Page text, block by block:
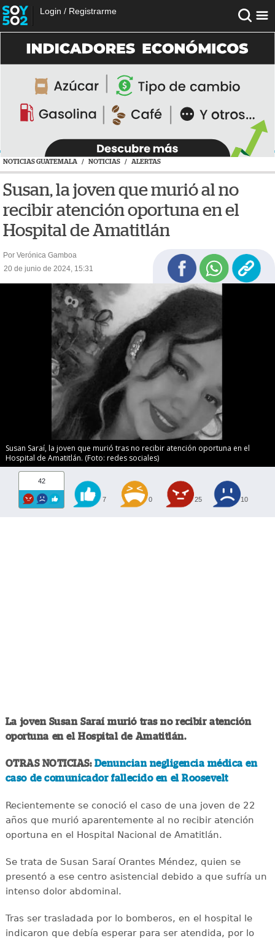
Login / Registrarme
NOTICIAS GUATEMALA / NOTICIAS / ALERTAS
Susan, la joven que murió al no
recibir atención oportuna en el
Hospital de Amatitlán
Por Verónica Gamboa
20 de junio de 2024, 15:31
Susan Saraí, la joven que murió tras no recibir atención oportuna en el
Hospital de Amatitlán. (Foto: redes sociales)
42
7 0 25 10
La joven Susan Saraí murió tras no recibir atención
oportuna en el Hospital de Amatitlán.
OTRAS NOTICIAS: Denuncian negligencia médica en
caso de comunicador fallecido en el Roosevelt
Recientemente se conoció el caso de una joven de 22
años que murió aparentemente al no recibir atención
oportuna en el Hospital Nacional de Amatitlán.
Se trata de Susan Saraí Orantes Méndez, quien se
presentó a ese centro asistencial debido a que sufría un
intenso dolor abdominal.
Tras ser trasladada por lo bomberos, en el hospital le
indicaron que debía esperar para ser atendida, por lo